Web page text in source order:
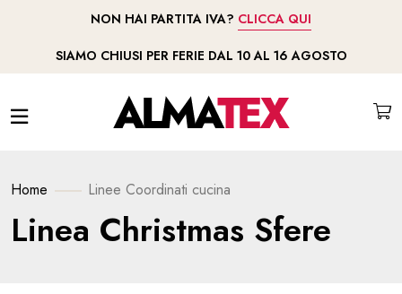
NON HAI PARTITA IVA? CLICCA QUI
SIAMO CHIUSI PER FERIE DAL 10 AL 16 AGOSTO
Home Linee Coordinati cucina
Linea Christmas Sfere